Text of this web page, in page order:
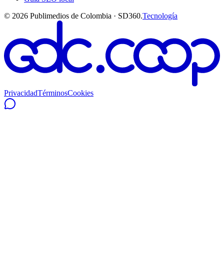
© 2026 Publimedios de Colombia · SD360.Tecnología
PrivacidadTérminosCookies